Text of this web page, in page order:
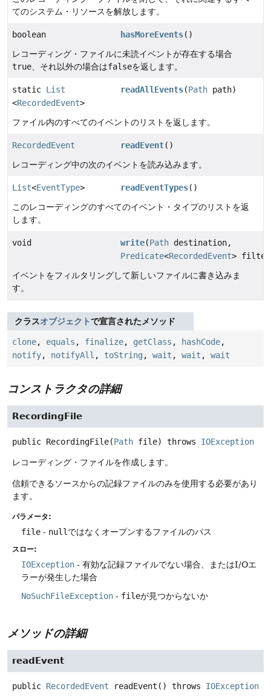
てのシステム・リソースを解放します。
boolean hasMoreEvents()
レコーディング・ファイルに未読イベントが存在する場合
true 、それ以外の場合はfalseを返します。
static List
<RecordedEvent>
readAllEvents(Path path)
ファイル内のすべてのイベントのリストを返します。
RecordedEvent readEvent()
レコーディング中の次のイベントを読み込みます。
List<EventType> readEventTypes()
このレコーディングのすべてのイベント・タイプのリストを返
します。
void write(Path destination,
Predicate<RecordedEvent>
イベントをフィルタリングして新しいファイルに書き込みま
す。
クラスオブジェクトで宣言されたメソッド
clone, equals , finalize, getClass , hashCode,
notify, notifyAll , toString , wait , wait , wait
コンストラクタの詳細
RecordingFile
public RecordingFile(Path file) throws IOException
レコーディング・ファイルを作成します。
信頼できるソースからの記録ファイルのみを使用する必要があり
ます。
パラメータ:
file - null ではなくオープンするファイルのパス
スロー:
IOException - 有効な記録ファイルでない場合、またはI/Oエ
ラーが発生した場合
NoSuchFileException - fileが見つからないか
メソッドの詳細
readEvent
public RecordedEvent readEvent () throws IOException